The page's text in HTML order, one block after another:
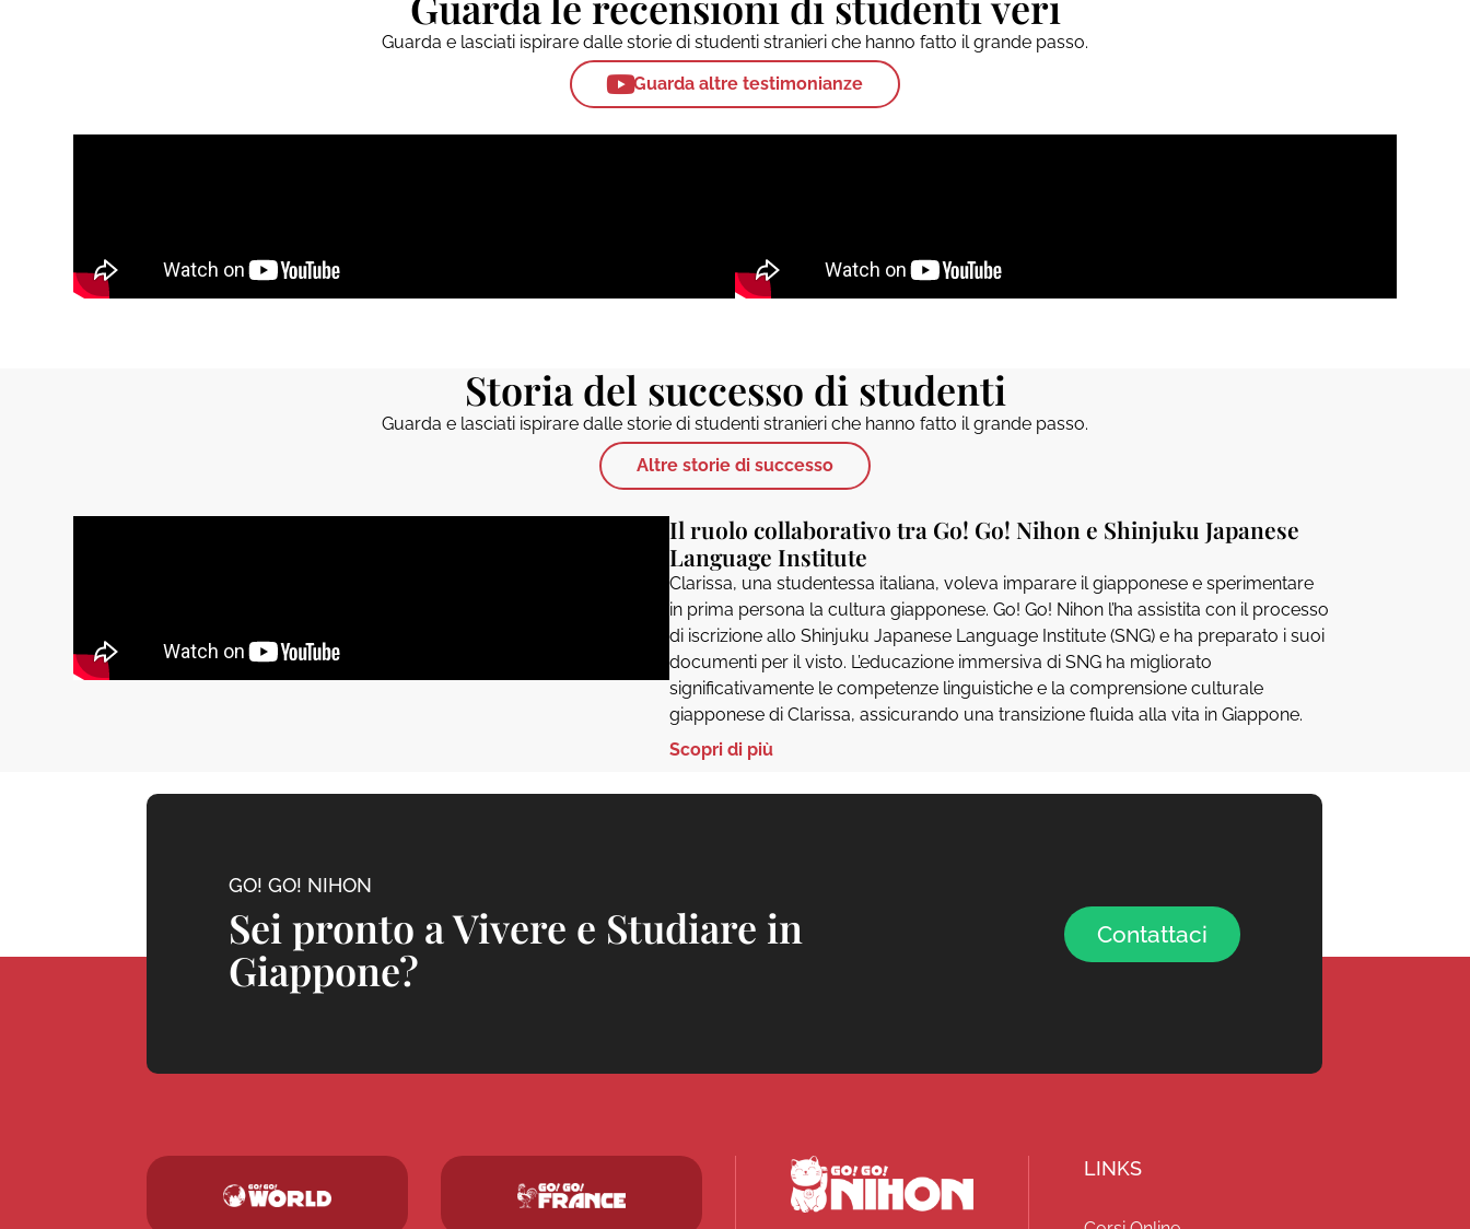
Guarda e lasciati ispirare dalle storie di studenti stranieri che hanno fatto il grande passo.
Guarda altre testimonianze
Storia del successo di studenti
Guarda e lasciati ispirare dalle storie di studenti stranieri che hanno fatto il grande passo.
Altre storie di successo
Il ruolo collaborativo tra Go! Go! Nihon e Shinjuku Japanese
Language Institute
Clarissa, una studentessa italiana, voleva imparare il giapponese e sperimentare
in prima persona la cultura giapponese. Go! Go! Nihon l’ha assistita con il processo
di iscrizione allo Shinjuku Japanese Language Institute (SNG) e ha preparato i suoi
documenti per il visto. L’educazione immersiva di SNG ha migliorato
significativamente le competenze linguistiche e la comprensione culturale
giapponese di Clarissa, assicurando una transizione fluida alla vita in Giappone.
Scopri di più
GO! GO! NIHON
Sei pronto a Vivere e Studiare in
Giappone?
Contattaci
LINKS